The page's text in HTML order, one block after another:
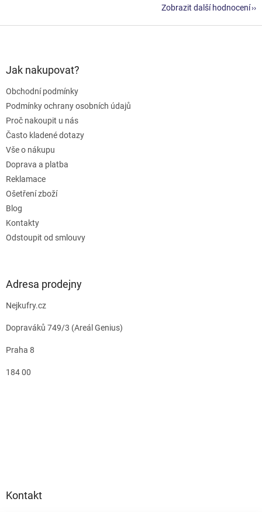
Zobrazit další hodnocení
Jak nakupovat?
Obchodní podmínky
Podmínky ochrany osobních údajů
Proč nakoupit u nás
Často kladené dotazy
Vše o nákupu
Doprava a platba
Reklamace
Ošetření zboží
Blog
Kontakty
Odstoupit od smlouvy
Adresa prodejny
Nejkufry.cz
Dopraváků 749/3 (Areál Genius)
Praha 8
184 00
Kontakt